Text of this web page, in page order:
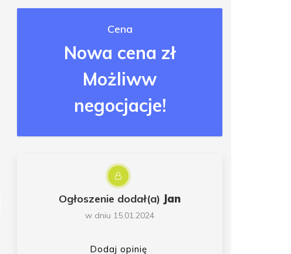
Cena
Nowa cena zł
Możliww
negocjacje!
Ogłoszenie dodał(a) Jan
w dniu 15.01.2024
Dodaj opinię